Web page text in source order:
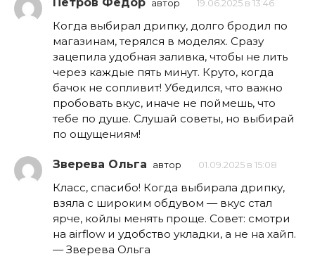
автор 19.06.2025 в 13:46
Когда выбирал дрипку, долго бродил по
магазинам, терялся в моделях. Сразу
зацепила удобная заливка, чтобы не лить
через каждые пять минут. Круто, когда
бачок не сопливит! Убедился, что важно
пробовать вкус, иначе не поймешь, что
тебе по душе. Слушай советы, но выбирай
по ощущениям!
Зверева Ольга автор 01.09.2025 в 15:08
Класс, спасибо! Когда выбирала дрипку,
взяла с широким обдувом — вкус стал
ярче, койлы менять проще. Совет: смотри
на airflow и удобство укладки, а не на хайп.
— Зверева Ольга